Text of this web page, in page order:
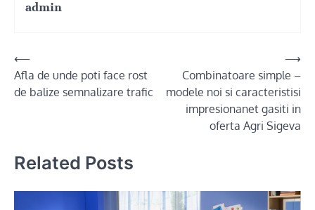
admin
Post
navigation
⟵
Afla de unde poti face rost
de balize semnalizare trafic
Combinatoare simple –
modele noi si caracteristisi
impresionanet gasiti in
oferta Agri Sigeva
⟶
Related Posts